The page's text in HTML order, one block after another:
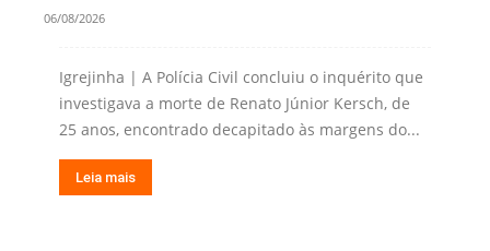
06/08/2026
Igrejinha | A Polícia Civil concluiu o inquérito que
investigava a morte de Renato Júnior Kersch, de
25 anos, encontrado decapitado às margens do...
Leia mais